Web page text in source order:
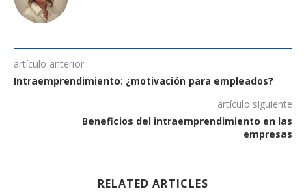
artículo anterior
Intraemprendimiento: ¿motivación para empleados?
artículo siguiente
Beneficios del intraemprendimiento en las
empresas
RELATED ARTICLES